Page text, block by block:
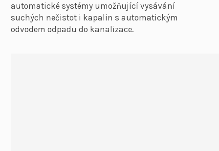
automatické systémy umožňující vysávání
suchých nečistot i kapalin s automatickým
odvodem odpadu do kanalizace.